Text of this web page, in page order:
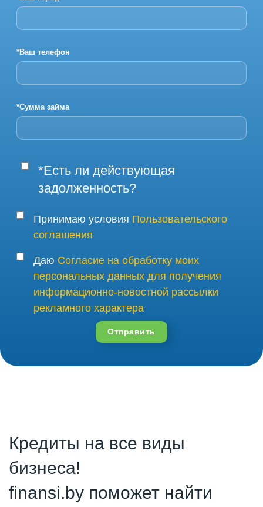
*Ваш телефон
*Сумма займа
*Есть ли действующая
задолженность?
Принимаю условия Пользовательского
соглашения
Даю Согласие на обработку моих
персональных данных для получения
информационно-новостной рассылки
рекламного характера
Отправить
Кредиты на все виды
бизнеса!
finansi.by поможет найти